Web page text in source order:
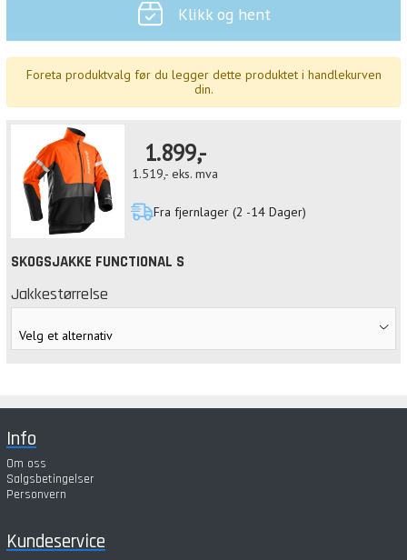
Klikk og hent
Foreta produktvalg før du legger dette produktet i handlekurven
din.
1.899,-
1.519,- eks. mva
Fra fjernlager (2 -14 Dager)
SKOGSJAKKE FUNCTIONAL S
Jakkestørrelse
Info
Om oss
Salgsbetingelser
Personvern
Kundeservice